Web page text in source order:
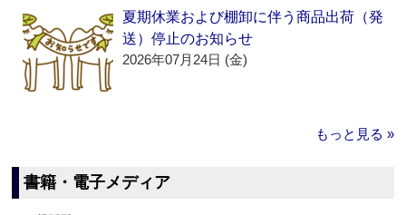
夏期休業および棚卸に伴う商品出荷（発
送）停止のお知らせ
2026年07月24日 (金)
もっと見る »
書籍・電子メディア